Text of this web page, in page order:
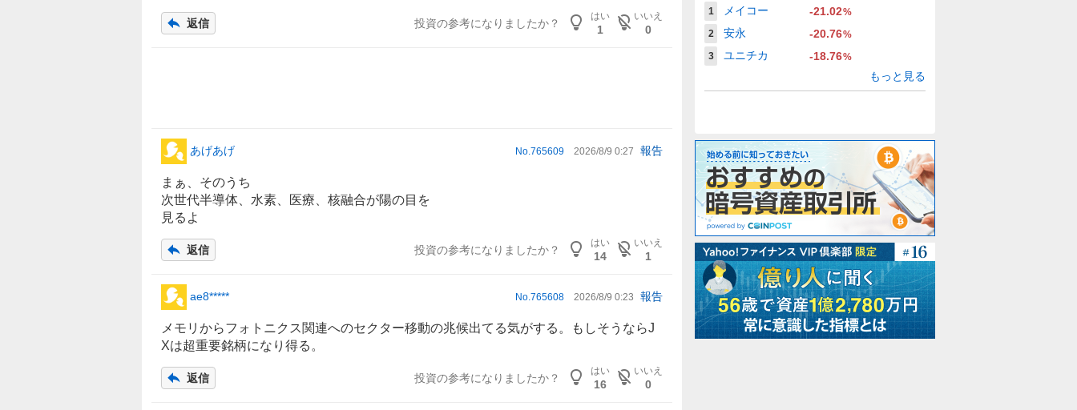
た
%
く
り
返信 投資の参考になりましたか？
はい
1
いいえ
0
あげあげ No. 765609 2026/8/9 0:27 報告
まぁ、そのうち
次世代半導体、 水素 、医療、核融合が陽の目を
見るよ
返信 投資の参考になりましたか？
はい
14
いいえ
1
ae8***** No. 765608 2026/8/9 0:23 報告
メモリからフォトニクス関連へのセクター移動の兆候出てる気がする。もしそうならJ
Xは超重要銘柄になり得る。
返信 投資の参考になりましたか？
はい
16
いいえ
0
1 メイコー -21.02%
2
安永 -20.76%
3
ユニチカ -18.76%
もっと見る